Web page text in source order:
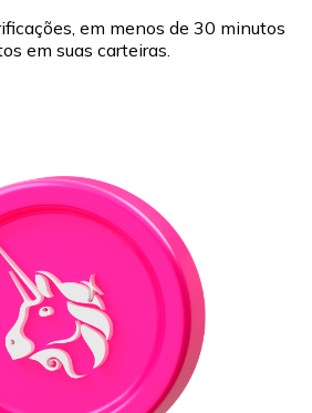
em menos de 30 minutos
em suas carteiras.